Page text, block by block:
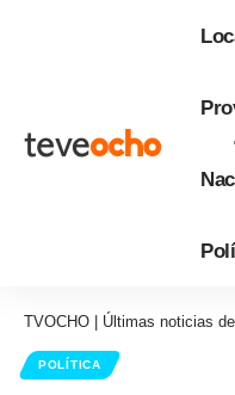
TVOCHO | Últimas noticias
POLÍTICA